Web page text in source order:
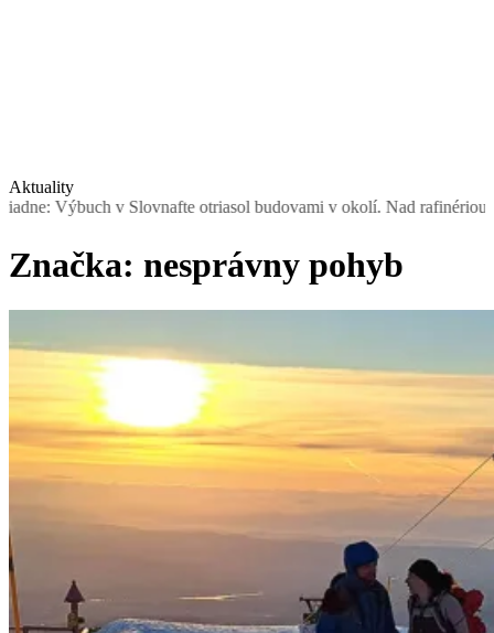
Aktuality
v Slovnafte otriasol budovami v okolí. Nad rafinériou stúpal
Značka: nesprávny pohyb